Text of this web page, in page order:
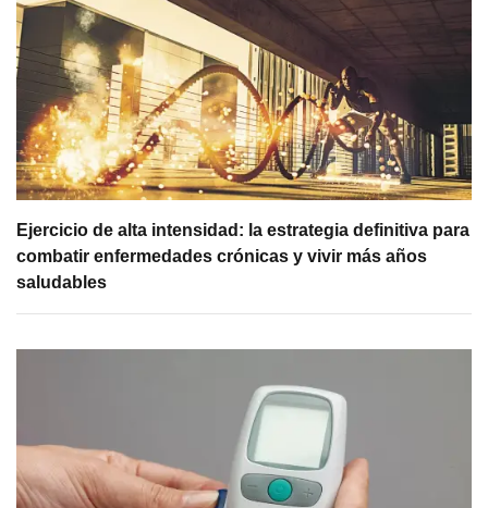
Ejercicio de alta intensidad: la estrategia definitiva para
combatir enfermedades crónicas y vivir más años
saludables